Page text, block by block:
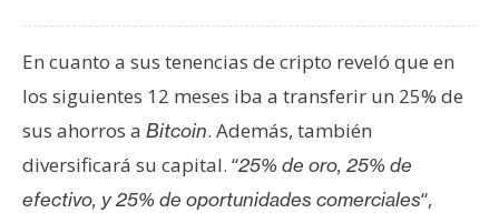
e
P
e
n
s
a
En cuanto a sus tenencias de cripto reveló que en
los siguientes 12 meses iba a transferir un 25% de
sus ahorros a Bitcoin. Además, también
diversificará su capital. “25% de oro, 25% de
efectivo, y 25% de oportunidades comerciales“,